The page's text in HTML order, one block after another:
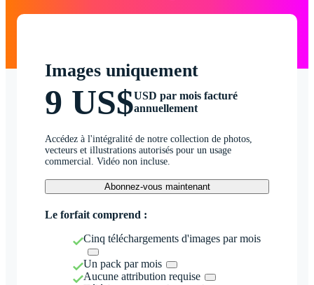
Images uniquement
9 US$USD par mois facturé
annuellement
Accédez à l'intégralité de notre collection de photos,
vecteurs et illustrations autorisés pour un usage
commercial. Vidéo non incluse.
Abonnez-vous maintenant
Le forfait comprend :
Cinq téléchargements d'images par mois
Un pack par mois
Aucune attribution requise